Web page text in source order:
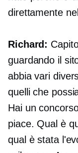
direttamente
Richard:
guardando il
abbia vari
quelli che
Hai un
piace. Qual è
qual è stata